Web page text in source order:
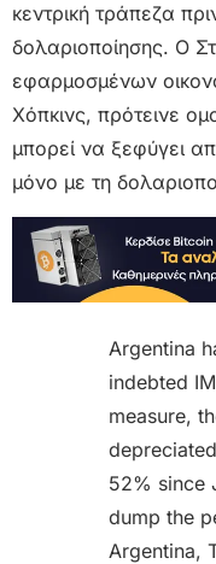
κεντρική τράπεζα
δολαριοποίησης. Ο
εφαρμοσμένων
Χόπκινς, πρότεινε
μπορεί να ξεφύγει
μόνο με τη
Argentina
indebted
measure,
52% since
dump the
Argentina,